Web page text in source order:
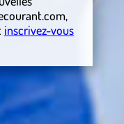
,
inscrivez-vous